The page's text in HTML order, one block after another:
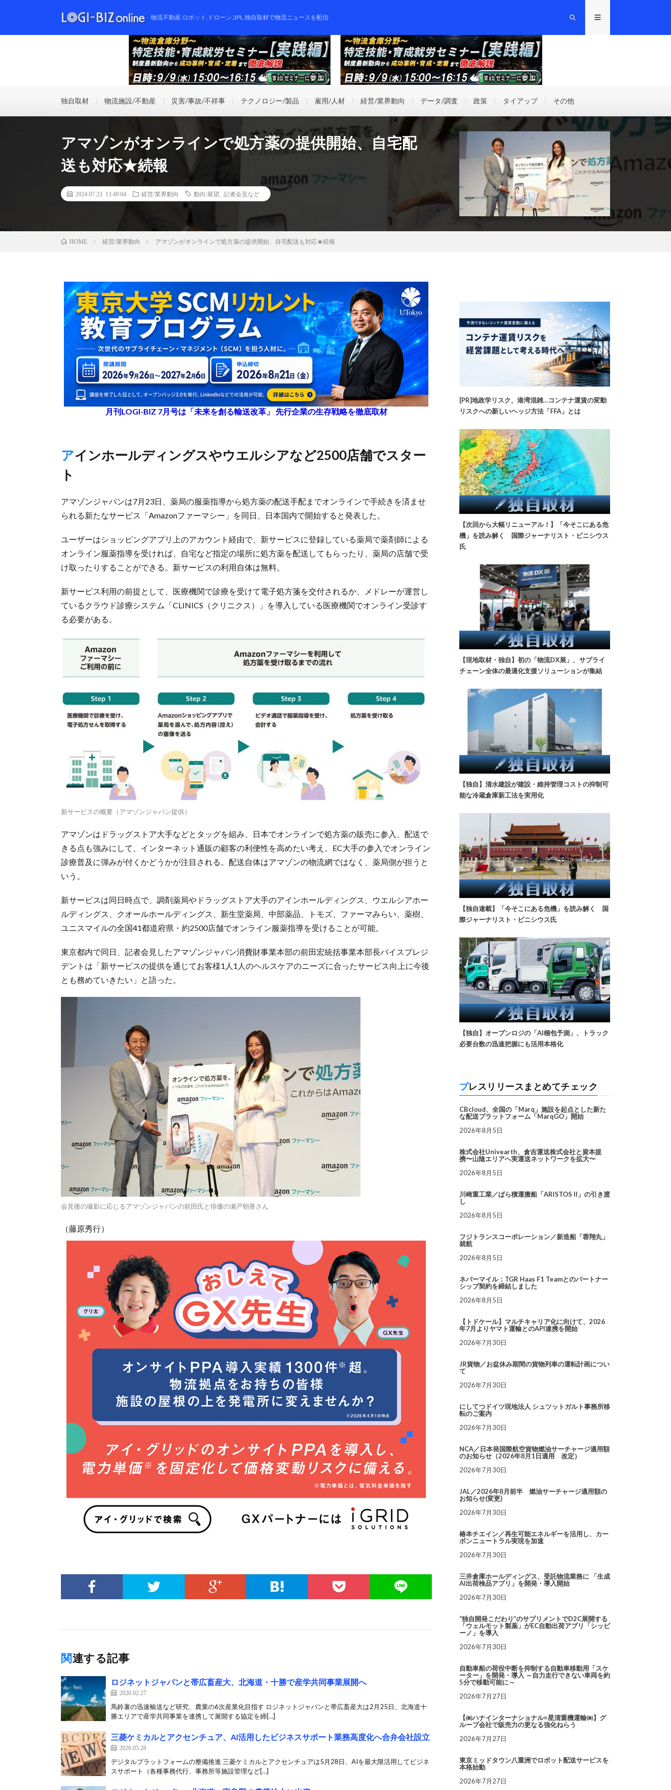
物流不動産,ロボット,ドローン,3PL,独自取材で物流ニュースを配信
独自取材 物流施設/不動産 災害/事故/不祥事 テクノロジー/製品 雇用/人材 経営/業界動向 データ/調査 政策 タイアップ その他
アマゾンがオンラインで処方薬の提供開始、自宅配
送も対応★続報
2024.07.23 13:49:04 経営/業界動向 動向/展望 記者会見など
HOME 経営/業界動向 アマゾンがオンラインで処方薬の提供開始、自宅配送も対応★続報
月刊LOGI-BIZ 7月号は「未来を創る輸送改革」 先行企業の生存戦略を徹底取材
アインホールディングスやウエルシアなど2500店舗でスター
ト
アマゾンジャパンは7月23日、薬局の服薬指導から処方薬の配送手配までオンラインで手続きを済ませ
られる新たなサービス「Amazonファーマシー」を同日、日本国内で開始すると発表した。
ユーザーはショッピングアプリ上のアカウント経由で、新サービスに登録している薬局で薬剤師による
オンライン服薬指導を受ければ、自宅など指定の場所に処方薬を配送してもらったり、薬局の店舗で受
け取ったりすることができる。新サービスの利用自体は無料。
新サービス利用の前提として、医療機関で診療を受けて電子処方箋を交付されるか、メドレーが運営し
ているクラウド診療システム「CLINICS（クリニクス）」を導入している医療機関でオンライン受診す
る必要がある。
新サービスの概要（アマゾンジャパン提供）
アマゾンはドラッグストア大手などとタッグを組み、日本でオンラインで処方薬の販売に参入、配送で
きる点も強みにして、インターネット通販の顧客の利便性を高めたい考え。EC大手の参入でオンライン
診療普及に弾みが付くかどうかが注目される。配送自体はアマゾンの物流網ではなく、薬局側が担うと
いう。
新サービスは同日時点で、調剤薬局やドラッグストア大手のアインホールディングス、ウエルシアホー
ルディングス、クオールホールディングス、新生堂薬局、中部薬品、トモズ、ファーマみらい、薬樹、
ユニスマイルの全国41都道府県・約2500店舗でオンライン服薬指導を受けることが可能。
東京都内で同日、記者会見したアマゾンジャパン消費財事業本部の前田宏統括事業本部長バイスプレジ
デントは「新サービスの提供を通じてお客様1人1人のヘルスケアのニーズに合ったサービス向上に今後
とも務めていきたい」と語った。
会見後の撮影に応じるアマゾンジャパンの前田氏と俳優の瀬戸朝香さん
（藤原秀行）
関連する記事
ロジネットジャパンと帯広畜産大、北海道・十勝で産学共同事業展開へ
2020.02.27
馬鈴薯の迅速輸送など研究、農業の6次産業化目指す ロジネットジャパンと帯広畜産大は2月25日、北海道十
勝エリアで産学共同事業を連携して展開する協定を締[…]
三菱ケミカルとアクセンチュア、AI活用したビジネスサポート業務高度化へ合弁会社設立
2026.05.28
デジタルプラットフォームの整備推進 三菱ケミカルとアクセンチュアは5月28日、AIを最大限活用してビジネ
スサポート（各種事務代行、事務所等施設管理など[…]
[PR]地政学リスク、港湾混雑…コンテナ運賃の変動
リスクへの新しいヘッジ方法「FFA」とは
【次回から大幅リニューアル！】「今そこにある危
機」を読み解く 国際ジャーナリスト・ビニシウス
氏
【現地取材・独自】初の「物流DX展」、サプライ
チェーン全体の最適化支援ソリューションが集結
【独自】清水建設が建設・維持管理コストの抑制可
能な冷蔵倉庫新工法を実用化
【独自連載】「今そこにある危機」を読み解く 国
際ジャーナリスト・ビニシウス氏
【独自】オープンロジの「AI梱包予測」、トラック
必要台数の迅速把握にも活用本格化
プレスリリースまとめてチェック
CBcloud、全国の「Marq」施設を起点とした新た
な配送プラットフォーム「MarqGO」開始
2026年8月5日
株式会社Univearth、倉吉運送株式会社と資本提
携〜山陰エリアへ実運送ネットワークを拡大〜
2026年8月5日
川崎重工業／ばら積運搬船「ARISTOS II」の引き渡
し
2026年8月5日
フジトランスコーポレーション／新造船「蓉翔丸」
就航
2026年8月5日
ネバーマイル：TGR Haas F1 Teamとのパートナー
シップ契約を締結しました
2026年8月5日
【トドケール】マルチキャリア化に向けて、2026
年7月よりヤマト運輸とのAPI連携を開始
2026年7月30日
JR貨物／お盆休み期間の貨物列車の運転計画につい
て
2026年7月30日
にしてつドイツ現地法人 シュツットガルト事務所移
転のご案内
2026年7月30日
NCA／日本発国際航空貨物燃油サーチャージ適用額
のお知らせ（2026年8月1日適用 改定）
2026年7月30日
JAL／2026年8月前半 燃油サーチャージ適用額の
お知らせ(変更)
2026年7月30日
椿本チエイン／再生可能エネルギーを活用し、カー
ボンニュートラル実現を加速
2026年7月30日
三井倉庫ホールディングス、受託物流業務に 「生成
AI出荷検品アプリ」を開発・導入開始
2026年7月30日
“独自開発こだわり”のサプリメントでD2C展開する
「ウェルモット製薬」がEC自動出荷アプリ「シッピ
ーノ」を導入
2026年7月30日
自動車船の荷役中断を抑制する自動車移動用「スケ
ーター」を開発・導入 ～自力走行できない車両を約
5分で移動可能に～
2026年7月27日
【㈱ハナインターナショナル×星清重機運輸㈱】グ
ループ会社で販売力の更なる強化ねらう
2026年7月27日
東京ミッドタウン八重洲でロボット配送サービスを
本格始動
2026年7月27日